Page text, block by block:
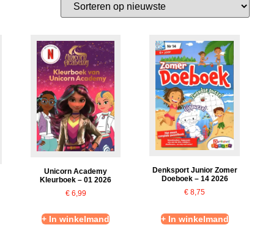
Unicorn Academy
Kleurboek – 01 2026
€6,99
+ In winkelmand
Denksport Junior Zomer
Doeboek – 14 2026
€ 8,75
+ In winkelmand